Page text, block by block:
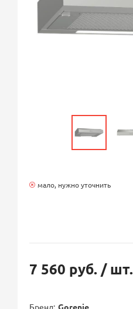
мало, нужно уточнить
7 560 руб. / шт.
Бренд Gorenje